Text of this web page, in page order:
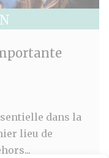
dans la
lieu de